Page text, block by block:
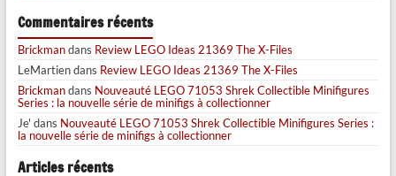
Commentaires récents
Brickmandans Review LEGO Ideas 21369 The X-Files
LeMartiendans Review LEGO Ideas 21369 The X-Files
Brickmandans Nouveauté LEGO 71053 Shrek Collectible Minifigures
Series : la nouvelle série de minifigs à collectionner
Je' dans Nouveauté LEGO 71053 Shrek Collectible Minifigures Series :
la nouvelle série de minifigs à collectionner
Articles récents